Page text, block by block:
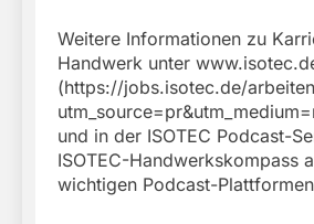
Weitere Informationen zu
Handwerk unter
(https://jobs.isotec.de/
und in der ISOTEC Podcast-
ISOTEC-Handwerkskompass
wichtigen Podcast-